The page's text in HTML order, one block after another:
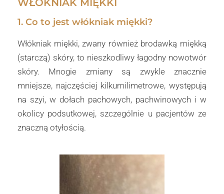
1. Co to jest włókniak miękki?
Włókniak miękki, zwany również brodawką miękką
(starczą) skóry, to nieszkodliwy łagodny nowotwór
skóry. Mnogie zmiany są zwykle znacznie
mniejsze, najczęściej kilkumilimetrowe, występują
na szyi, w dołach pachowych, pachwinowych i w
okolicy podsutkowej, szczególnie u pacjentów ze
znaczną otyłością.